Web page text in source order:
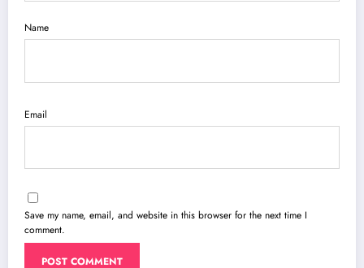
Name
Email
Save my name, email, and website in this browser for the next time I
comment.